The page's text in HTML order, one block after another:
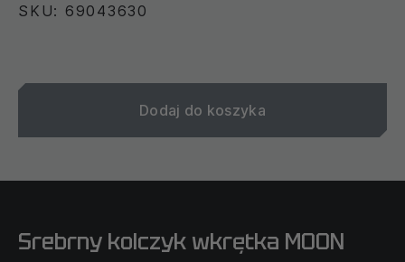
SKU: 69043630
Dodaj do koszyka
Srebrny kolczyk wkrętka MOON